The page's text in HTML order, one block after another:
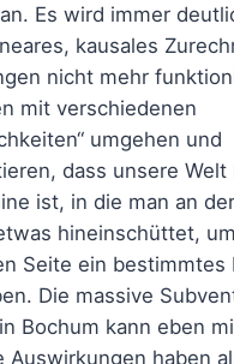
Es wird immer
kausales
nicht mehr
mit verschiedenen
umgehen und
dass unsere Welt
ist, in die man an
hineinschüttet,
Seite ein bestimmtes
Die massive
Bochum kann eben
Auswirkungen haben